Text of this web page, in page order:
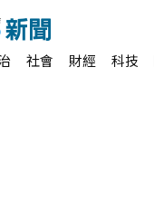
社會 財經 科技